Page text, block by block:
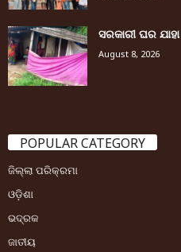
ସରକାରୀ ଘର
August 8, 2026
POPULAR CATEGORY
ଜିଲ୍ଲା ପରିକ୍ରମା
ଓଡ଼ିଶା
ଭଦ୍ରକ
ଜାତୀୟ